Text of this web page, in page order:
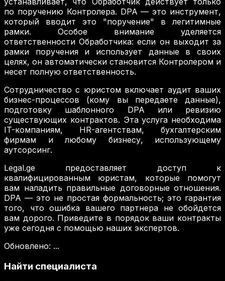
по поручению Контролера. DPA — это инструмент,
который вводит это "поручение" в легитимные
рамки. Особое внимание уделяется
ответственности Обработчика: если он выходит за
рамки поручения и использует данные в своих
целях, он автоматически становится Контролером и
несет полную ответственность.
Сотрудничество с юристом включает аудит ваших
бизнес-процессов (кому вы передаете данные),
подготовку шаблонного DPA или ревизию
существующих контрактов. Эта услуга необходима
IT-компаниям, HR-агентствам, бухгалтерским
фирмам и любому бизнесу, использующему
аутсорсинг.
Legal.ge предоставляет доступ к
квалифицированным юристам, которые помогут
вам наладить правильные договорные отношения.
DPA — это не простая формальность; это гарантия
того, что ошибка вашего партнера не обойдется
вам дорого. Приведите в порядок ваши контракты
уже сегодня с помощью наших экспертов.
Обновлено: ...
Найти специалиста